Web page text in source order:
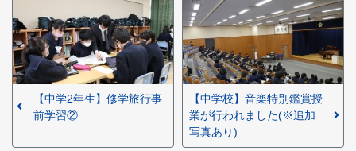
【中学2年生】修学旅行事
前学習②
【中学校】音楽特別鑑賞授
業が行われました(※追加
写真あり)